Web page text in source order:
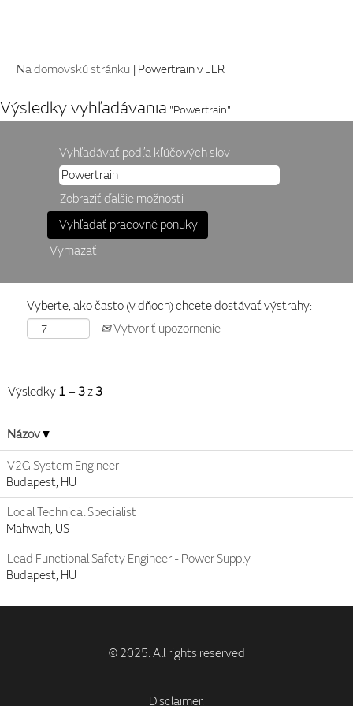
Na domovskú stránku | Powertrain v JLR(aktuálna
Výsledky vyhľadávania "Powertrain".
Vyhľadávať podľa kľúčových slov
Zobraziť ďalšie možnosti
Vymazať
Vyberte, ako často (v dňoch) chcete dostávať výstrahy:
Vytvoriť upozornenie
Výsledky 1 – 3z3
Názov
V2G System Engineer
Budapest, HU
Local Technical Specialist
Mahwah, US
Lead Functional Safety Engineer - Power Supply
Budapest, HU
Disclaimer.